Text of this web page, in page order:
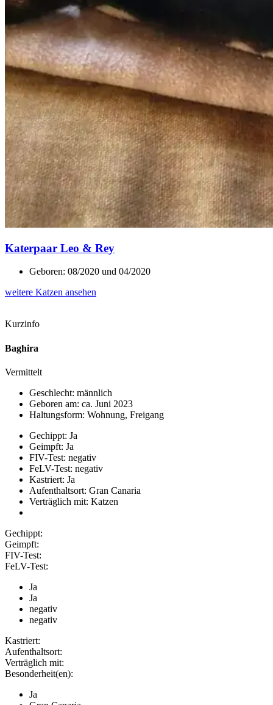
Katerpaar Leo & Rey
Geboren: 08/2020 und 04/2020
weitere Katzen ansehen
Kurzinfo
Baghira
Vermittelt
Geschlecht: männlich
Geboren am: ca. Juni 2023
Haltungsform: Wohnung, Freigang
Gechippt: Ja
Geimpft: Ja
FIV-Test: negativ
FeLV-Test: negativ
Kastriert: Ja
Aufenthaltsort: Gran Canaria
Verträglich mit: Katzen
Gechippt:
Geimpft:
FIV-Test:
FeLV-Test:
Ja
Ja
negativ
negativ
Kastriert:
Aufenthaltsort:
Verträglich mit:
Besonderheit(en):
Ja